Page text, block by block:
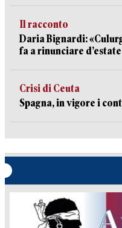
Il racconto
Daria Bignardi:
fa a rinunciare
Crisi di Ceuta
Spagna, in vigore i